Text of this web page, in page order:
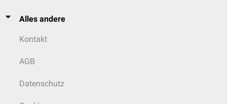
Alles andere
Kontakt
AGB
Datenschutz